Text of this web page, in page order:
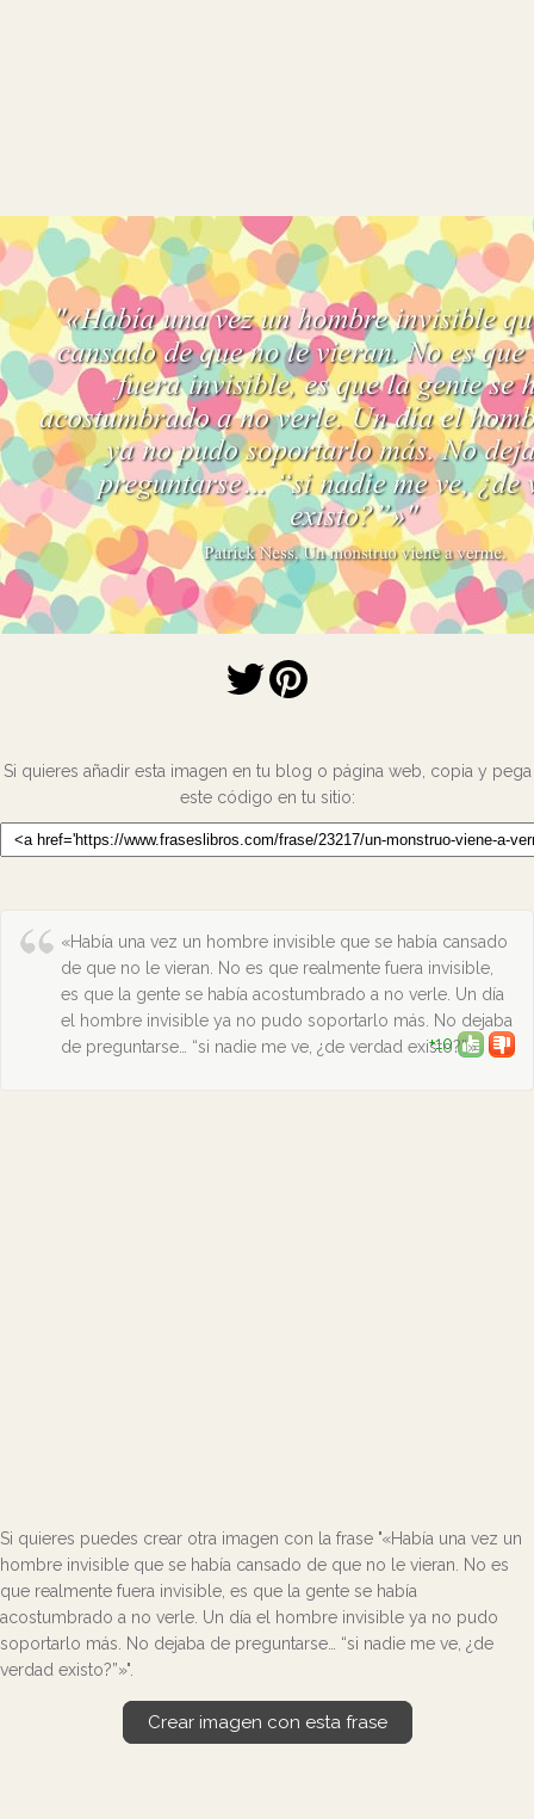
Si quieres añadir esta imagen en tu blog o página web, copia y pega
este código en tu sitio:
«Había una vez un hombre invisible que se había cansado
de que no le vieran. No es que realmente fuera invisible,
es que la gente se había acostumbrado a no verle. Un día
el hombre invisible ya no pudo soportarlo más. No dejaba
de preguntarse… “si nadie me ve, ¿de verdad existo?”»
+10
Si quieres puedes crear otra imagen con la frase "«Había una vez un
hombre invisible que se había cansado de que no le vieran. No es
que realmente fuera invisible, es que la gente se había
acostumbrado a no verle. Un día el hombre invisible ya no pudo
soportarlo más. No dejaba de preguntarse… “si nadie me ve, ¿de
verdad existo?”»".
Crear imagen con esta frase